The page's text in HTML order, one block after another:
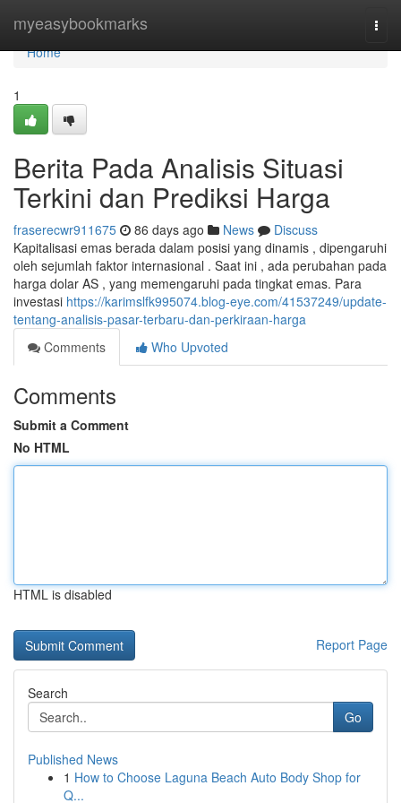
myeasybookmarks
Home
Home
1
Berita Pada Analisis Situasi
Terkini dan Prediksi Harga
fraserecwr911675 86 days ago News
Discuss
Kapitalisasi emas berada dalam posisi yang dinamis , dipengaruhi
oleh sejumlah faktor internasional . Saat ini , ada perubahan pada
harga dolar AS , yang memengaruhi pada tingkat emas. Para
investasi https://karimslfk995074.blog-eye.com/41537249/update-
tentang-analisis-pasar-terbaru-dan-perkiraan-harga
Comments
Who Upvoted
Comments
Submit a Comment
No HTML
HTML is disabled
Report Page
Search
Go
Published News
1 How to Choose Laguna Beach Auto Body Shop for
Q...